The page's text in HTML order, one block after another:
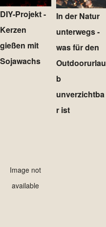
DIY-Projekt -
Kerzen
gießen mit
Sojawachs
In der Natur
unterwegs -
was für den
Outdoorurlau
b
unverzichtba
r ist
Image not
available